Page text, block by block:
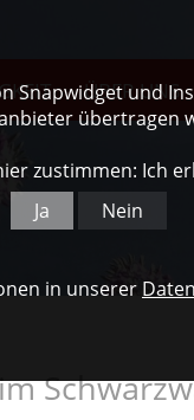
ÜBER UNS
und
übertragen
zustimmen: Ich
Ja
Nein
in unserer